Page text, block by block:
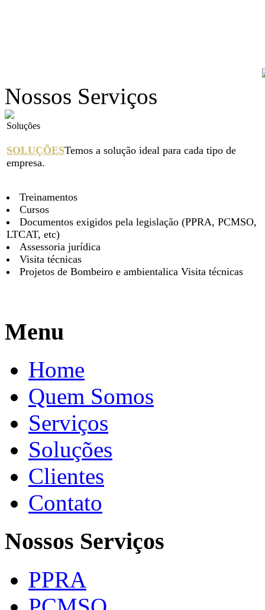
Nossos Serviços
Soluções
SOLUÇÕESTemos a solução ideal para cada tipo de
empresa.
Treinamentos
Cursos
Documentos exigidos pela legislação (PPRA, PCMSO,
LTCAT, etc)
Assessoria jurídica
Visita técnicas
Projetos de Bombeiro e ambientalica Visita técnicas
Menu
Home
Quem Somos
Serviços
Soluções
Clientes
Contato
Nossos Serviços
PPRA